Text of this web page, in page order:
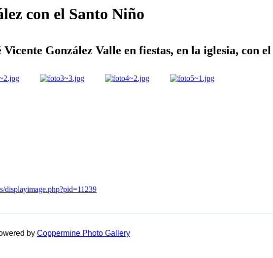
con el Santo Niño
González Valle en fiestas, en la iglesia, con
displayimage.php?pid=11239
by Coppermine Photo Gallery